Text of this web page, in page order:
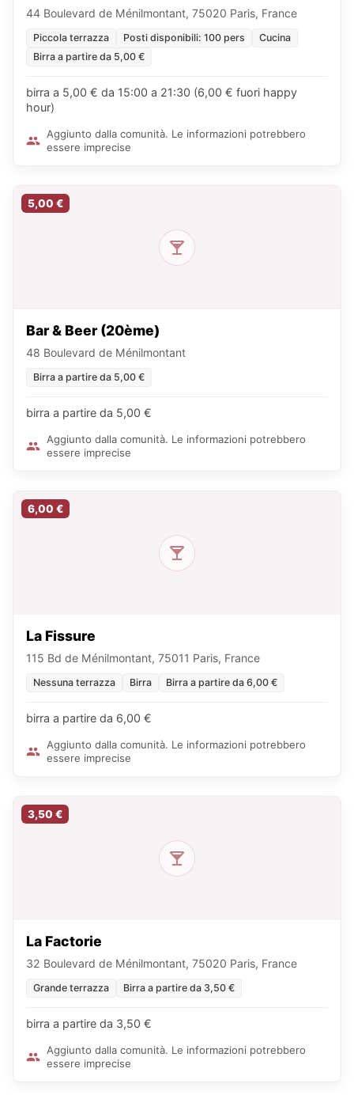
44 Boulevard de Ménilmontant, 75020 Paris, France
Piccola terrazza Posti disponibili: 100 pers
Cucina
Birra a partire da 5,00 €
birra a 5,00 € da 15:00 a 21:30 (6,00 € fuori happy
hour)
Aggiunto dalla comunità. Le informazioni potrebbero
essere imprecise
5,00 €
Bar & Beer (20ème)
48 Boulevard de Ménilmontant
Birra a partire da 5,00 €
birra a partire da 5,00 €
Aggiunto dalla comunità. Le informazioni potrebbero
essere imprecise
6,00 €
La Fissure
115 Bd de Ménilmontant, 75011 Paris, France
Nessuna terrazza Birra Birra a partire da 6,00 €
birra a partire da 6,00 €
Aggiunto dalla comunità. Le informazioni potrebbero
essere imprecise
3,50 €
La Factorie
32 Boulevard de Ménilmontant, 75020 Paris, France
Grande terrazza Birra a partire da 3,50 €
birra a partire da 3,50 €
Aggiunto dalla comunità. Le informazioni potrebbero
essere imprecise